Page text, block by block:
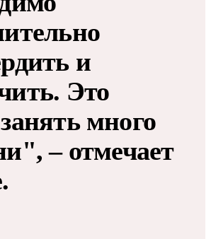
и
Это
много
‒ отмечает